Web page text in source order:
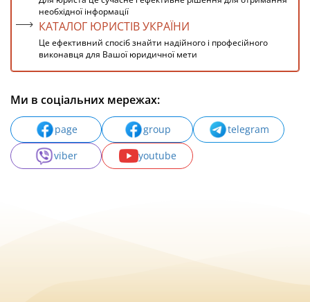
необхідної інформації
КАТАЛОГ ЮРИСТІВ УКРАЇНИ
Це ефективний спосіб знайти надійного і професійного
виконавця для Вашої юридичної мети
Ми в соціальних мережах:
page group
telegram
viber
youtube